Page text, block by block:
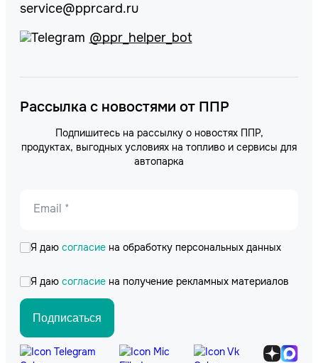
service@pprcard.ru
@ppr_helper_bot
Рассылка с новостями от ППР
Подпишитесь на рассылку о новостях ППР,
продуктах, выгодных условиях на топливо и сервисы для
автопарка
Email *
Я даю согласие на обработку персональных данных
Я даю согласие на получение рекламных материалов
Подписаться